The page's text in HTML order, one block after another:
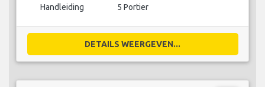
Handleiding 5 Portier
DETAILS WEERGEVEN...